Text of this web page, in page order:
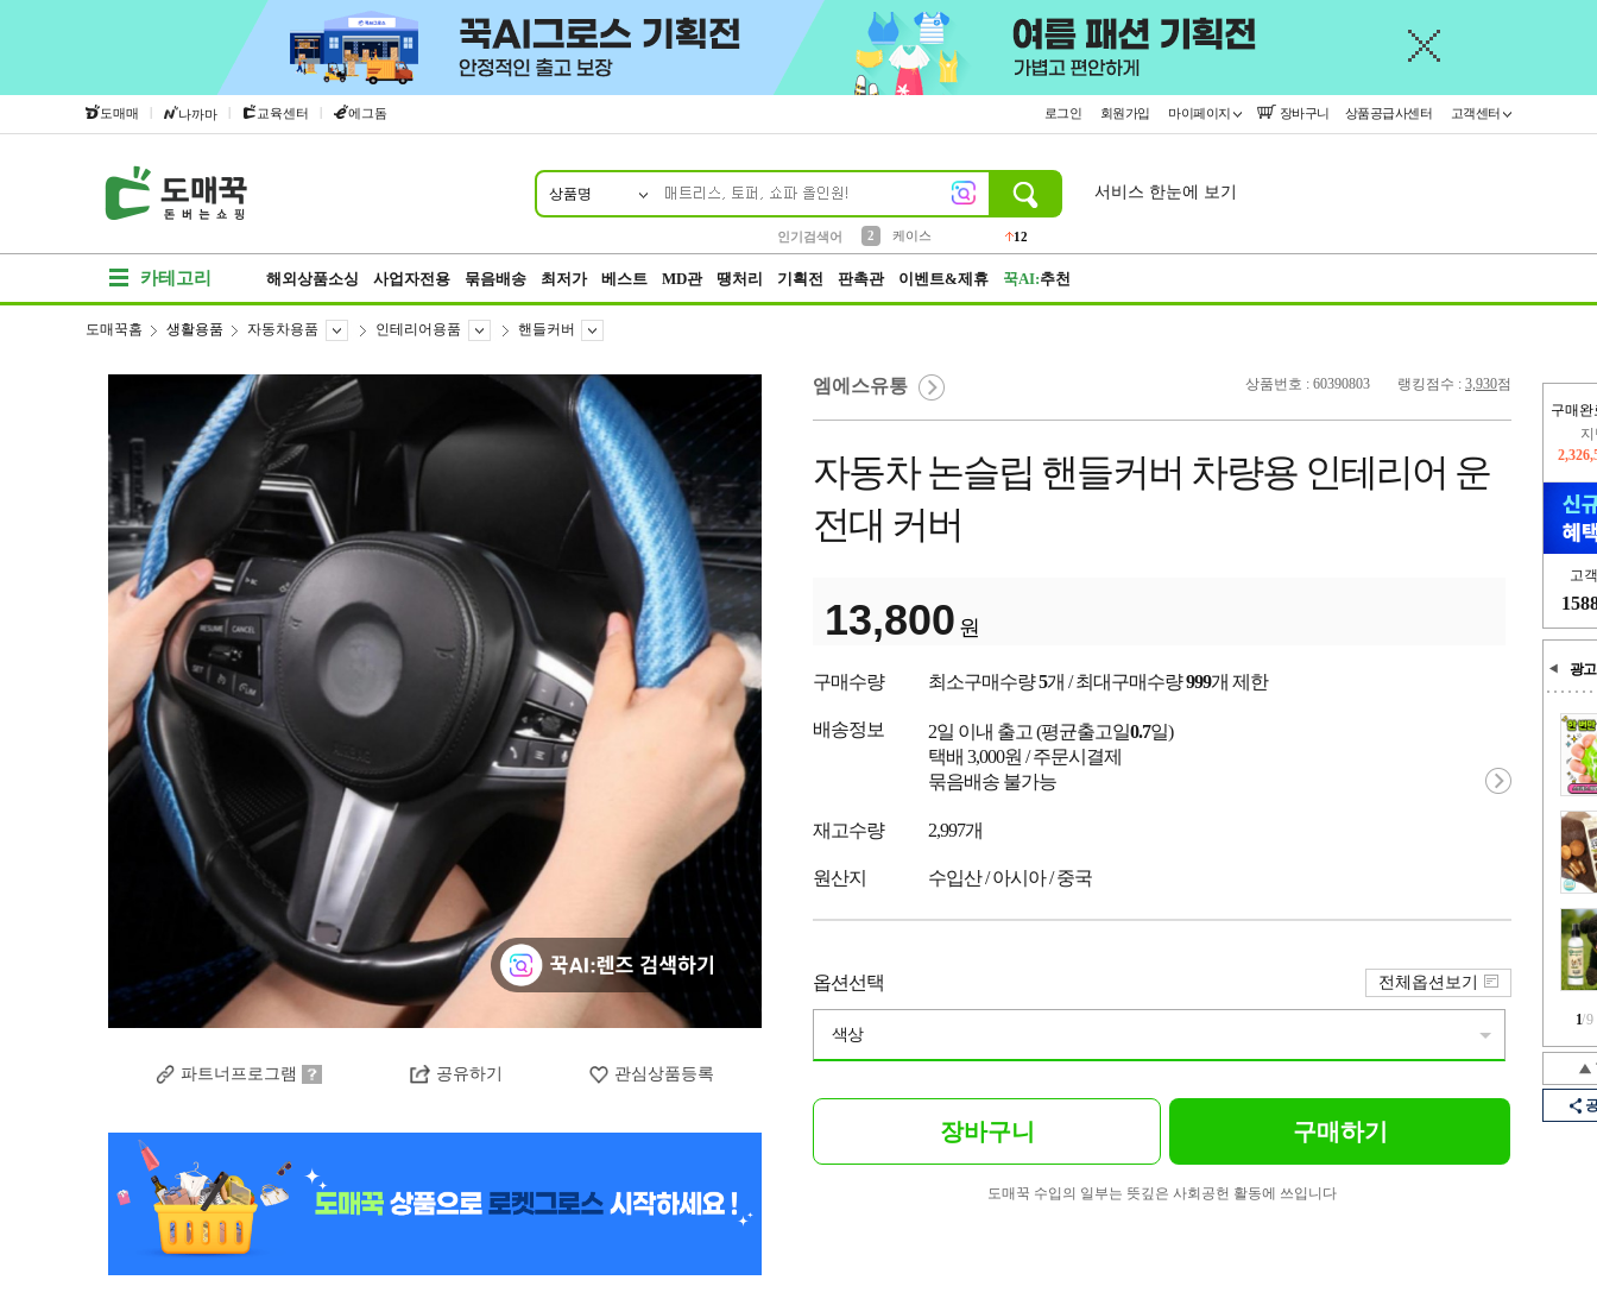
도매매 | 나까마 | 교육센터 | 에그돔 로그인 회원가입 마이페이지 장바구니 상품공급사센터 고객센터
상품명
인기검색어
2
케이스
12
서비스 한눈에 보기
카테고리 해외상품소싱 사업자전용 묶음배송 최저가 베스트 MD관 땡처리 기획전 판촉관 이벤트&제휴 꾹AI:추천
구매완
고
광고
1/9
도매꾹홈 생활용품 자동차용품 인테리어용품 핸들커버
파트너프로그램 공유하기 관심상품등록
상품번호 : 60390803 랭킹점수 : 3,930점
엠에스유통
자동차 논슬립 핸들커버 차량용 인테리어 운
전대 커버
13,800 원
구매수량 최소구매수량5개 / 최대구매수량999개 제한
배송정보 2일 이내 출고 (평균출고일0.7일)
택배 3,000원 / 주문시결제
묶음배송 불가능
재고수량 2,997개
원산지 수입산 / 아시아 / 중국
옵션선택
색상
전체옵션보기
장바구니 구매하기
도매꾹 수입의 일부는 뜻깊은 사회공헌 활동에 쓰입니다